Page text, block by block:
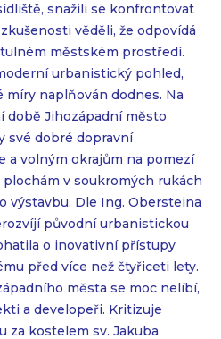
snažili se konfrontovat
věděli, že odpovídá
městském prostředí.
urbanistický pohled,
míry naplňován dodnes. Na
době Jihozápadní město
své dobré dopravní
a volným okrajům na pomezí
v soukromých rukách
výstavbu. Dle Ing. Obersteina
původní urbanistickou
o inovativní přístupy
před více než čtyřiceti lety.
města se moc nelíbí,
a developeři. Kritizuje
za kostelem sv. Jakuba